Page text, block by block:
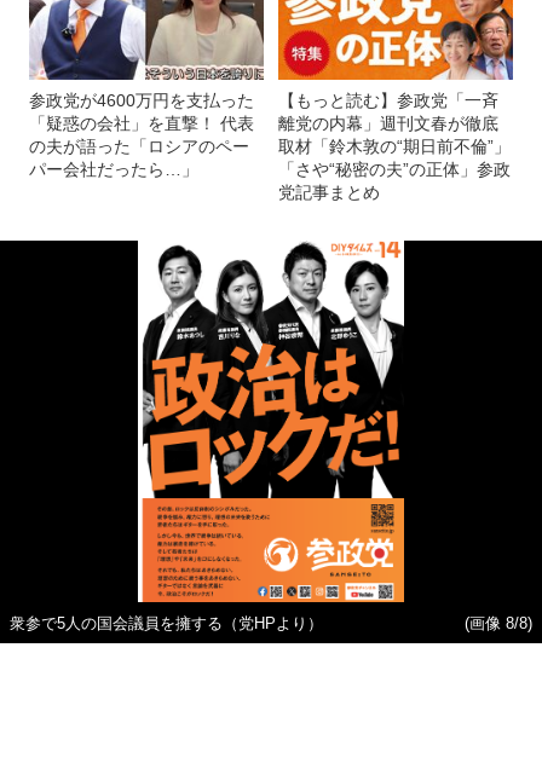
参政党が4600万円を支払った
「疑惑の会社」を直撃！ 代表
の夫が語った「ロシアのペー
パー会社だったら…」
【もっと読む】参政党「一斉
離党の内幕」週刊文春が徹底
取材「鈴木敦の“期日前不倫”」
「さや“秘密の夫”の正体」参政
党記事まとめ
衆参で5人の国会議員を擁する（党HPより） (画像 8/8)